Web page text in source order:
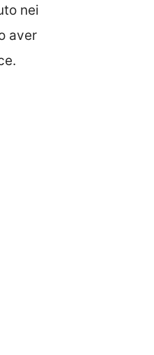
nei
aver